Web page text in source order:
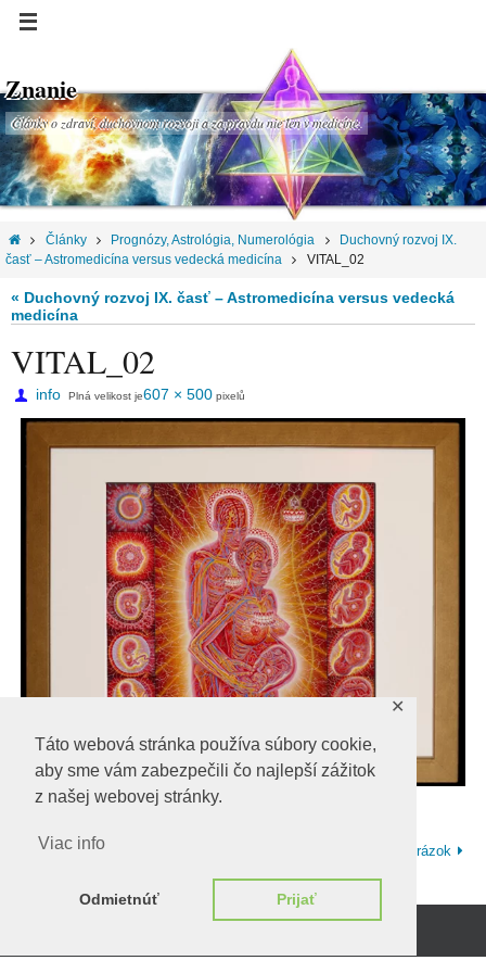
Táto webová stránka používa súbory cookie,
aby sme vám zabezpečili čo najlepší zážitok
z našej webovej stránky.
Viac info
Odmietnúť Prijať
✕
Znanie
Články o zdraví, duchovnom rozvoji a za pravdu nie len v medicíne.
Články Prognózy, Astrológia, Numerológia
Duchovný rozvoj IX.
časť – Astromedicína versus vedecká medicína
VITAL_02
« Duchovný rozvoj IX. časť – Astromedicína versus vedecká
medicína
VITAL_02
info Plná velikost je607 × 500 pixelů
Predchadzajúci obrázok Ďalší obrázok